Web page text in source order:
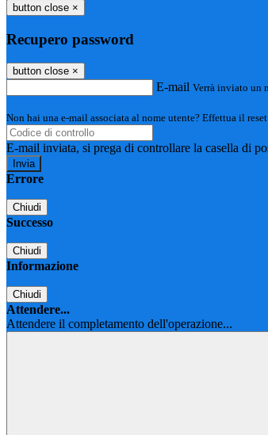
button close ×
Recupero password
button close ×
E-mail Verrà inviato un
Non hai una e-mail associata al nome utente? Effettua il
E-mail inviata, si prega di controllare la casella di
Errore
Chiudi
Successo
Chiudi
Informazione
Chiudi
Attendere...
Attendere il completamento dell'operazione...